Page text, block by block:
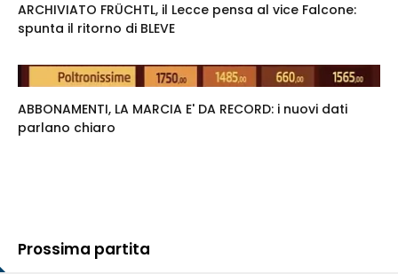
ARCHIVIATO FRÜCHTL, il Lecce pensa al vice Falcone:
spunta il ritorno di BLEVE
ABBONAMENTI, LA MARCIA E' DA RECORD: i nuovi dati
parlano chiaro
Prossima partita